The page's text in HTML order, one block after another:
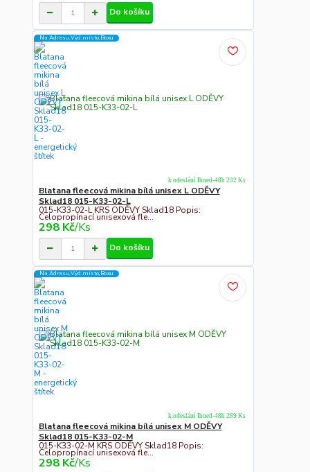
Do košíku
Na Adresu,Výd.místo,Boxu
Blatana fleecová mikina bílá unisex L ODĚVY
Sklad18 015-K33-02-L
015-K33-02-L KRS ODĚVY Sklad18 Popis:
Celopropínací unisexová fle...
298 Kč/Ks
k odeslání Ihned-48h 232 Ks
Do košíku
Na Adresu,Výd.místo,Boxu
Blatana fleecová mikina bílá unisex M ODĚVY
Sklad18 015-K33-02-M
015-K33-02-M KRS ODĚVY Sklad18 Popis:
Celopropínací unisexová fle...
298 Kč/Ks
k odeslání Ihned-48h 289 Ks